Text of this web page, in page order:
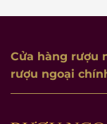
Cửa hàng rượu
rượu ngoại